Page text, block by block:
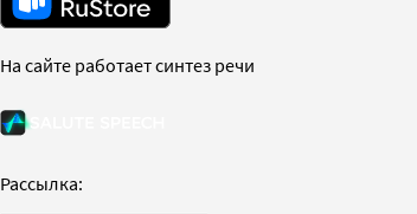
На сайте работает синтез речи
Рассылка: